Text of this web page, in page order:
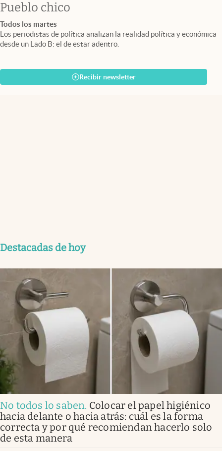
Pueblo chico
Todos los martes
Los periodistas de política analizan la realidad política y económica
desde un Lado B: el de estar adentro.
Recibir newsletter
Destacadas de hoy
No todos lo saben. Colocar el papel higiénico
hacia delante o hacia atrás: cuál es la forma
correcta y por qué recomiendan hacerlo solo
de esta manera